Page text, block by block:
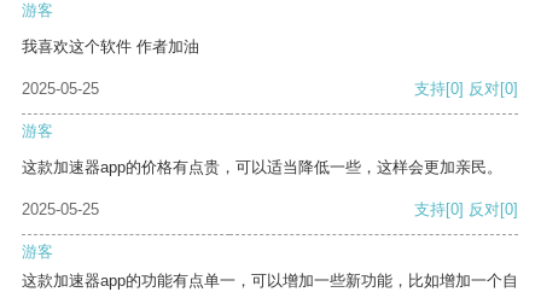
游客
我喜欢这个软件 作者加油
2025-05-25 支持[0] 反对[0]
游客
这款加速器app的价格有点贵，可以适当降低一些，这样会更加亲民。
2025-05-25 支持[0] 反对[0]
游客
这款加速器app的功能有点单一，可以增加一些新功能，比如增加一个自